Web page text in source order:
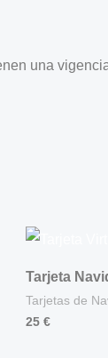
una
Tarjeta
Tarjetas de
25 €